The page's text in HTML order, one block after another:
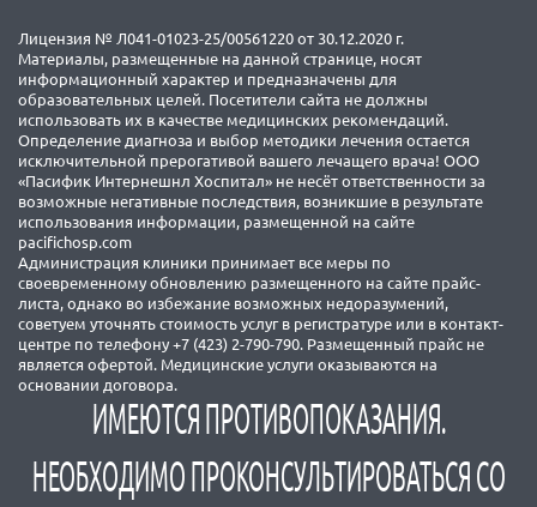
Лицензия № Л041-01023-25/00561220 от 30.12.2020 г.
Материалы, размещенные на данной странице, носят
информационный характер и предназначены для
образовательных целей. Посетители сайта не должны
использовать их в качестве медицинских рекомендаций.
Определение диагноза и выбор методики лечения остается
исключительной прерогативой вашего лечащего врача! ООО
«Пасифик Интернешнл Хоспитал» не несёт ответственности за
возможные негативные последствия, возникшие в результате
использования информации, размещенной на сайте
pacifichosp.com
Администрация клиники принимает все меры по
своевременному обновлению размещенного на сайте прайс-
листа, однако во избежание возможных недоразумений,
советуем уточнять стоимость услуг в регистратуре или в контакт-
центре по телефону +7 (423) 2-790-790. Размещенный прайс не
является офертой. Медицинские услуги оказываются на
основании договора.
ИМЕЮТСЯ ПРОТИВОПОКАЗАНИЯ.
НЕОБХОДИМО ПРОКОНСУЛЬТИРОВАТЬСЯ СО